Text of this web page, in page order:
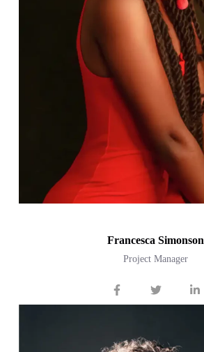
Francesca Simonson
Project Manager